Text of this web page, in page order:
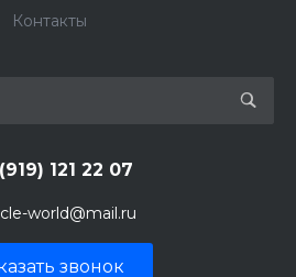
Контакты
121 22 07
world@mail.ru
звонок